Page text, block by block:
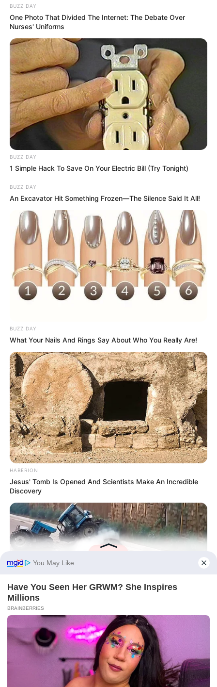
BUZZ DAY
One Photo That Divided The Internet: The Debate Over
Nurses' Uniforms
BUZZ DAY
1 Simple Hack To Save On Your Electric Bill (Try Tonight)
BUZZ DAY
An Excavator Hit Something Frozen—The Silence Said It All!
BUZZ DAY
What Your Nails And Rings Say About Who You Really Are!
HABERION
Jesus' Tomb Is Opened And Scientists Make An Incredible
Discovery
He Was Just A Step Away From Death: Makes You Cry And
Laugh